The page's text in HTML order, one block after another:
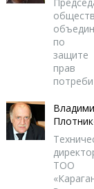
по
защите
прав
ТОО